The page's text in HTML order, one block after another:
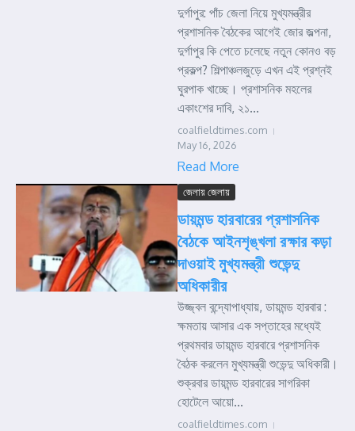
দুর্গাপুর: পাঁচ জেলা নিয়ে মুখ্যমন্ত্রীর
প্রশাসনিক বৈঠকের আগেই জোর জল্পনা,
দুর্গাপুর কি পেতে চলেছে নতুন কোনও বড়
প্রকল্প? শিল্পাঞ্চলজুড়ে এখন এই প্রশ্নই
ঘুরপাক খাচ্ছে। প্রশাসনিক মহলের
একাংশের দাবি, ২১...
coalfieldtimes.com
May 16, 2026
Read More
জেলায় জেলায়
ডায়মন্ড হারবারের প্রশাসনিক
বৈঠকে আইনশৃঙ্খলা রক্ষার কড়া
দাওয়াই মুখ্যমন্ত্রী শুভেন্দু
অধিকারীর
উজ্জ্বল বন্দ্যোপাধ্যায়, ডায়মন্ড হারবার :
ক্ষমতায় আসার এক সপ্তাহের মধ্যেই
প্রথমবার ডায়মন্ড হারবারে প্রশাসনিক
বৈঠক করলেন মুখ্যমন্ত্রী শুভেন্দু অধিকারী।
শুক্রবার ডায়মন্ড হারবারের সাগরিকা
হোটেলে আয়ো...
coalfieldtimes.com